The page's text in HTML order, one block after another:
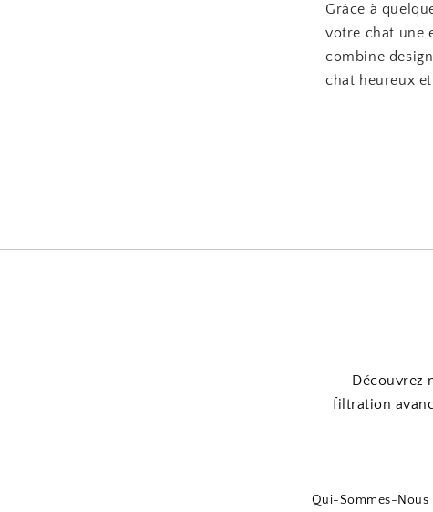
Grâce à
votre chat une
combine
chat heureux
Découvrez
filtration
Qui-Sommes-Nous